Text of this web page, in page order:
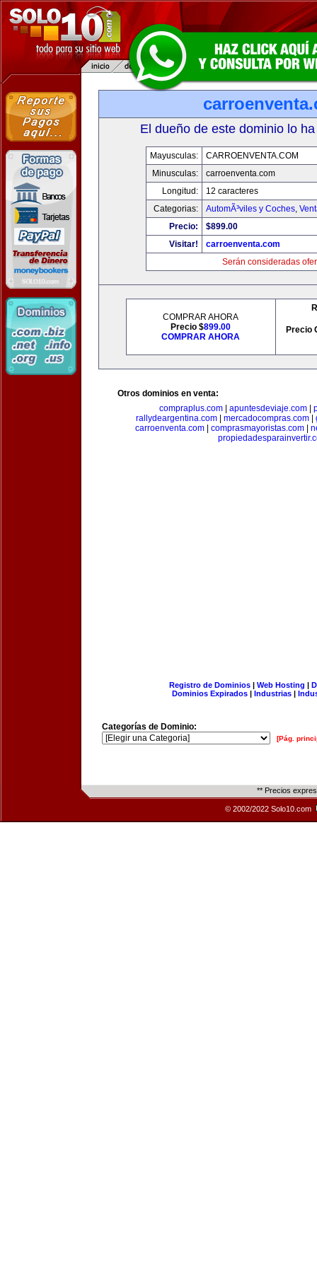
El dueño de este dominio lo
Mayusculas:
CARROENVENTA.COM
Minusculas:
carroenventa.com
Longitud:
12 caracteres
Categorias:
AutomÃ³viles y Coches,
Precio:
$899.00
Visitar!
carroenventa.com
Serán consideradas
COMPRAR AHORA
Precio $899.00
COMPRAR AHORA
Precio
Otros dominios en venta:
compraplus.com| apuntesdeviaje.com|
rallydeargentina.com
mercadocompras.com
carroenventa.com| comprasmayoristas.com|
Registro de Dominios| Web Hosting |
Dominios Expirados | Industrias |
Categorías de Dominio:
[Pág.
** Precios
© 2002/2022 Solo10.com